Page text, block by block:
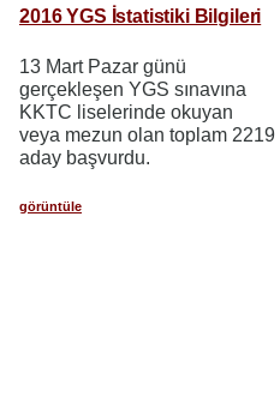
2016 YGS İstatistiki Bilgileri
13 Mart Pazar günü
gerçekleşen YGS sınavına
KKTC liselerinde okuyan
veya mezun olan toplam 2219
aday başvurdu.
görüntüle